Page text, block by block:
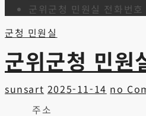
군위군청 민원실 전화번
군청 민원실
군위군청 민원
sunsart 2025-11-14 no
주소